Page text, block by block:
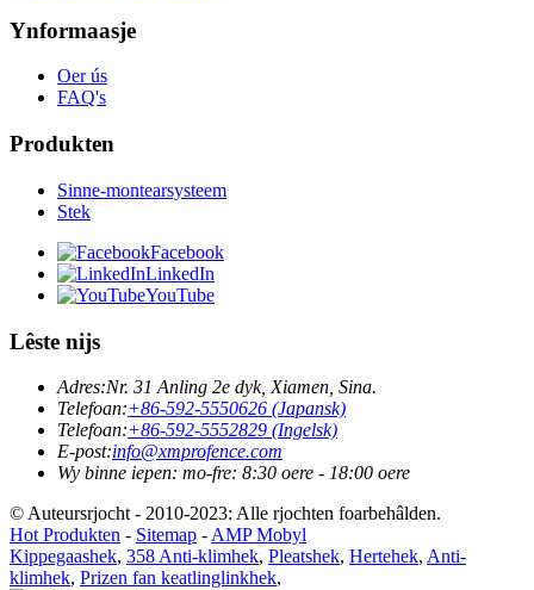
Ynformaasje
Oer ús
FAQ's
Produkten
Sinne-montearsysteem
Stek
Facebook
LinkedIn
YouTube
Lêste nijs
Adres:Nr. 31 Anling 2e dyk, Xiamen, Sina.
Telefoan:+86-592-5550626 (Japansk)
Telefoan:+86-592-5552829 (Ingelsk)
E-post:info@xmprofence.com
Wy binne iepen: mo-fre: 8:30 oere - 18:00 oere
© Auteursrjocht - 2010-2023: Alle rjochten foarbehâlden.
Hot Produkten - Sitemap - AMP Mobyl
Kippegaashek, 358 Anti-klimhek, Pleatshek, Hertehek, Anti-
klimhek, Prizen fan keatlinglinkhek,